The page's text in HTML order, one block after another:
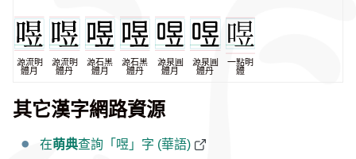
源流明
體月
源流明
體丹
源石黑
體月
源石黑
體丹
源泉圓
體月
源泉圓
體丹
一點明
體
其它漢字網路資源
在萌典查詢「喅」字 (華語)